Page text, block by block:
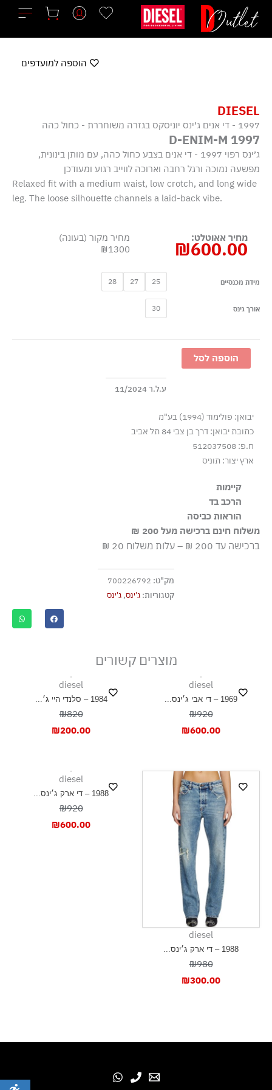
לתוכן
DIESEL
1997 - די אנים ג׳ינס יוניסקס בגזרה משוחררת - כחול כהה
1997 D-ENIM-M
ג׳ינס רפוי 1997 - די אנים בצבע כחול כהה, עם מותן בינונית,
מפשעה נמוכה ורגל רחבה וארוכה לווייב רגוע ומעודכן
Relaxed fit with a medium waist, low crotch, and long wide
leg. The loose silhouette channels a laid-back vibe.
מחיר אאוטלט:
₪600.00
מחיר מקור (בעונה)
₪1300
מידת מכנסיים 25
27
28
אורך גינס 30
אנים
כחול
כהה
הוספה לסל
ע.ל.ר 11/2024
יבואן: פולימוד (1994) בע"מ
כתובת יבואן: דרך בן צבי 84 תל אביב
ח.פ: 512037508
ארץ יצור: תוניס
קיימות
חקלאיות התומכות במגוון ביולוגי ובמערכות אקולוגיות בריאות.
הרכב בד
100% כותנה
הוראות כביסה
כביסה עדינה במכונה עד ‎30°C
ללא חומרי הלבנה, ללא השריה
גיהוץ בחום נמוך
אסור לנקות בניקוי יבש
משלוח חינם ברכישה מעל 200 ₪
ברכישה עד 200 ₪ – עלות משלוח 20 ₪
מק"ט: 700226792
קטגוריות: ג'ינס, ג'ינס
הוספה למועדפים
מוצרים קשורים
diesel
1969 – די אבי ג׳ינס...
₪920
₪600.00
diesel
1984 – סלנדי היי ג׳...
₪820
₪200.00
diesel
1988 – די ארק ג׳ינס...
₪980
₪300.00
diesel
1988 – די ארק ג׳ינס...
₪920
₪600.00